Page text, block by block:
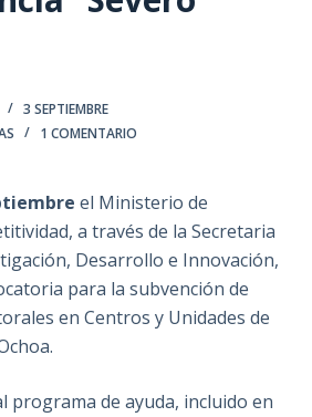
3 SEPTIEMBRE
1 COMENTARIO
el Ministerio de
a través de la Secretaria
Desarrollo e Innovación,
para la subvención de
en Centros y Unidades de
programa de ayuda, incluido en